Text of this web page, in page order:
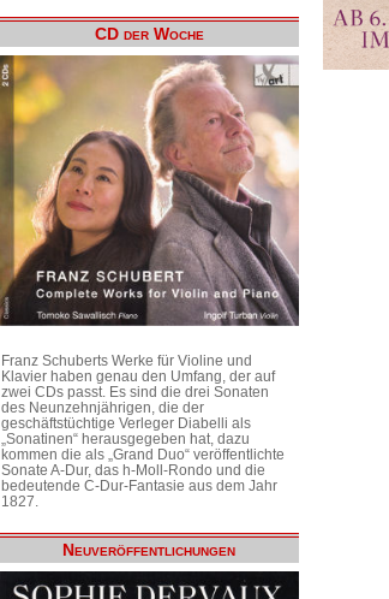
CD der Woche
Franz Schuberts Werke für Violine und
Klavier haben genau den Umfang, der auf
zwei CDs passt. Es sind die drei Sonaten
des Neunzehnjährigen, die der
geschäftstüchtige Verleger Diabelli als
„Sonatinen“ herausgegeben hat, dazu
kommen die als „Grand Duo“ veröffentlichte
Sonate A-Dur, das h-Moll-Rondo und die
bedeutende C-Dur-Fantasie aus dem Jahr
1827.
Neuveröffentlichungen